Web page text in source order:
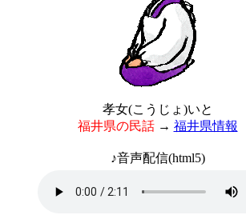
孝女(こうじょ)いと
福井県の民話→ 福井県情報
♪音声配信(html5)